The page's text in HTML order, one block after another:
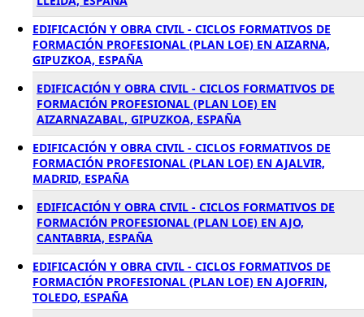
EDIFICACIÓN Y OBRA CIVIL - CICLOS FORMATIVOS DE
FORMACIÓN PROFESIONAL (PLAN LOE) EN AIZARNA,
GIPUZKOA, ESPAÑA
EDIFICACIÓN Y OBRA CIVIL - CICLOS FORMATIVOS DE
FORMACIÓN PROFESIONAL (PLAN LOE) EN
AIZARNAZABAL, GIPUZKOA, ESPAÑA
EDIFICACIÓN Y OBRA CIVIL - CICLOS FORMATIVOS DE
FORMACIÓN PROFESIONAL (PLAN LOE) EN AJALVIR,
MADRID, ESPAÑA
EDIFICACIÓN Y OBRA CIVIL - CICLOS FORMATIVOS DE
FORMACIÓN PROFESIONAL (PLAN LOE) EN AJO,
CANTABRIA, ESPAÑA
EDIFICACIÓN Y OBRA CIVIL - CICLOS FORMATIVOS DE
FORMACIÓN PROFESIONAL (PLAN LOE) EN AJOFRIN,
TOLEDO, ESPAÑA